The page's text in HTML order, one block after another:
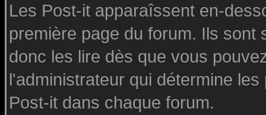
Les Post-it apparaîssent en-
première page du forum. Ils
donc les lire dès que vous
l'administrateur qui détermine
Post-it dans chaque forum.